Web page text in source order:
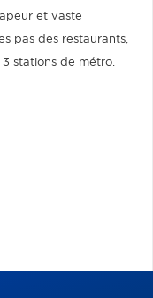
et vaste
pas des restaurants,
3 stations de métro.